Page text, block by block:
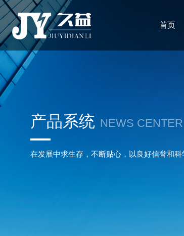
首页
产品系统 NEWS CENTER
在发展中求生存，不断贴心，以良好信誉和